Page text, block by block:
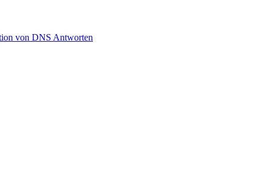
von DNS Antworten